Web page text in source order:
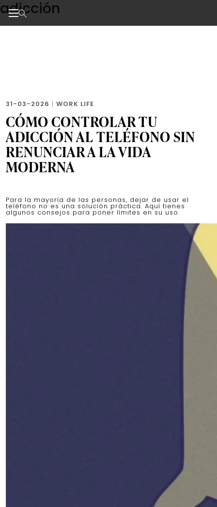
Skip
to
the
adicción
31-03-2026 | WORK LIFE
CÓMO CONTROLAR TU
ADICCIÓN AL TELÉFONO SIN
RENUNCIAR A LA VIDA
MODERNA
Para la mayoría de las personas, dejar de usar el
teléfono no es una solución práctica. Aquí tienes
algunos consejos para poner límites en su uso.